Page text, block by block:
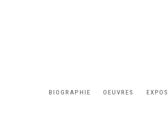
BIOGRAPHIE OEUVRES